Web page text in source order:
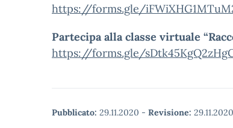
https://forms.gle/
Partecipa alla classe virtuale
https://forms.gle/
Pubblicato: 29.11.2020 - Revisione: 29.11.2020